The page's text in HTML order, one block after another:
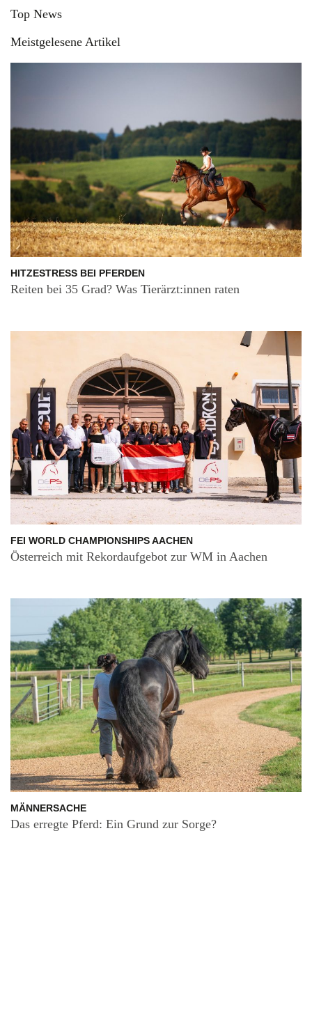
Top News
Meistgelesene Artikel
HITZESTRESS BEI PFERDEN
Reiten bei 35 Grad? Was Tierärzt:innen raten
FEI WORLD CHAMPIONSHIPS AACHEN
Österreich mit Rekordaufgebot zur WM in Aachen
MÄNNERSACHE
Das erregte Pferd: Ein Grund zur Sorge?